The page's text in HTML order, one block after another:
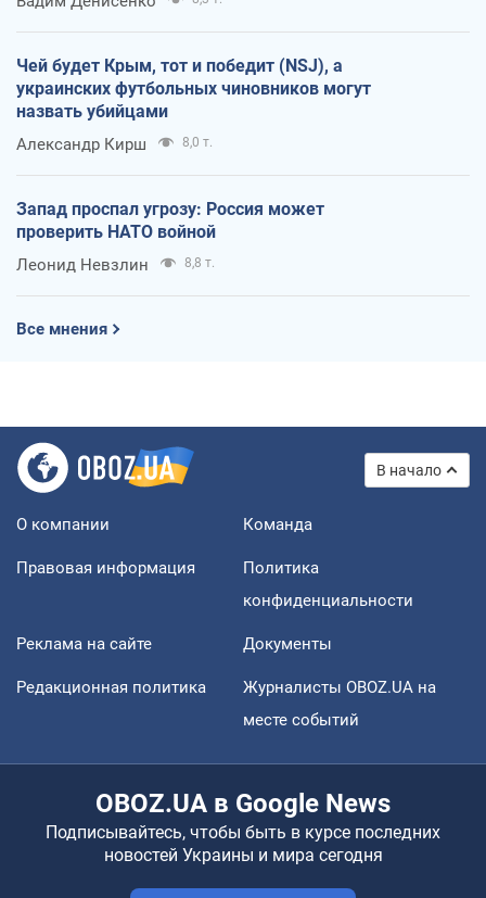
Чей будет Крым, тот и победит (NSJ), а
украинских футбольных чиновников могут
назвать убийцами
Александр Кирш 8,0 т.
Запад проспал угрозу: Россия может
проверить НАТО войной
Леонид Невзлин 8,8 т.
Все мнения
В начало
О компании Команда
Правовая информация
Политика
конфиденциальности
Реклама на сайте Документы
Редакционная политика
Журналисты OBOZ.UA на
месте событий
OBOZ.UA в Google News
Подписывайтесь, чтобы быть в курсе последних
новостей Украины и мира сегодня